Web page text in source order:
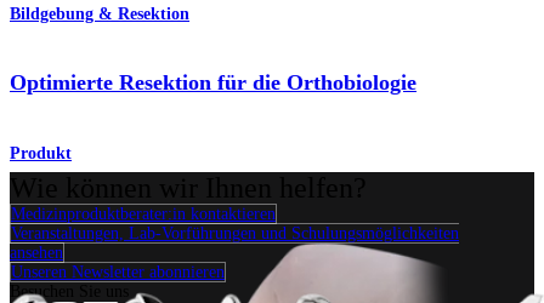
Bildgebung & Resektion
Optimierte Resektion für die Orthobiologie
Produkt
Medizinproduktberater:in kontaktieren
Veranstaltungen, Lab-Vorführungen und Schulungsmöglichkeiten
ansehen
Unseren Newsletter abonnieren
Besuchen Sie uns